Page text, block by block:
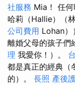
社服務 Mia！ 任
哈莉（Hallie）（
公司費用 Lohan）
離婚父母的孩子們
理 我愛你！）。
都是真正的經典（
的）。 長照 產後